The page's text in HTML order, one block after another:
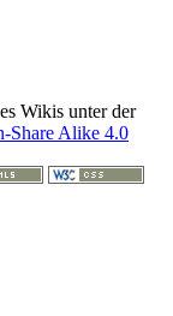
Wikis unter der
Share Alike 4.0